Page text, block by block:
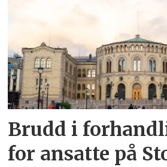
Brudd i
for ansatte på